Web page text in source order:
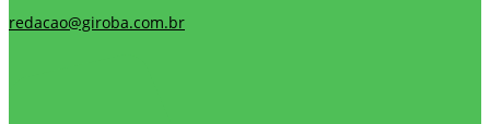
redacao@giroba.com.br